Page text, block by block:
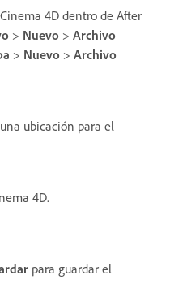
4D dentro de After
> Nuevo > Archivo
> Nuevo > Archivo
ubicación para el
4D.
para guardar el